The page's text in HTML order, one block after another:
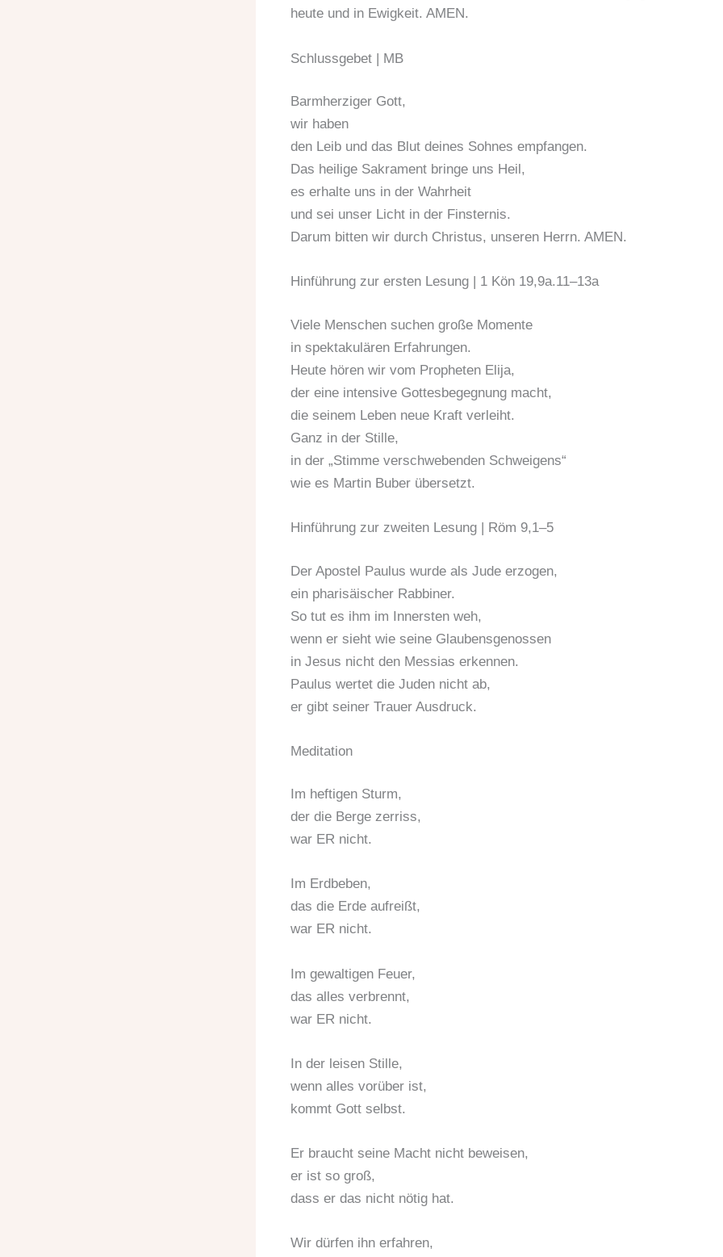
heute und in Ewigkeit. AMEN.
Schlussgebet | MB
Barmherziger Gott,
wir haben
den Leib und das Blut deines Sohnes empfangen.
Das heilige Sakrament bringe uns Heil,
es erhalte uns in der Wahrheit
und sei unser Licht in der Finsternis.
Darum bitten wir durch Christus, unseren Herrn. AMEN.
Hinführung zur ersten Lesung | 1 Kön 19,9a.11–13a
Viele Menschen suchen große Momente
in spektakulären Erfahrungen.
Heute hören wir vom Propheten Elija,
der eine intensive Gottesbegegnung macht,
die seinem Leben neue Kraft verleiht.
Ganz in der Stille,
in der „Stimme verschwebenden Schweigens“
wie es Martin Buber übersetzt.
Hinführung zur zweiten Lesung | Röm 9,1–5
Der Apostel Paulus wurde als Jude erzogen,
ein pharisäischer Rabbiner.
So tut es ihm im Innersten weh,
wenn er sieht wie seine Glaubensgenossen
in Jesus nicht den Messias erkennen.
Paulus wertet die Juden nicht ab,
er gibt seiner Trauer Ausdruck.
Meditation
Im heftigen Sturm,
der die Berge zerriss,
war ER nicht.
Im Erdbeben,
das die Erde aufreißt,
war ER nicht.
Im gewaltigen Feuer,
das alles verbrennt,
war ER nicht.
In der leisen Stille,
wenn alles vorüber ist,
kommt Gott selbst.
Er braucht seine Macht nicht beweisen,
er ist so groß,
dass er das nicht nötig hat.
Wir dürfen ihn erfahren,